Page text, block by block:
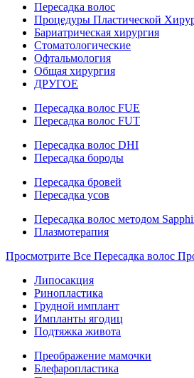
Пересадка волос
Процедуры Пластической
Бариатрическая хирургия
Стоматологические
Офтальмология
Общая хирургия
ДРУГОЕ
Пересадка волос FUE
Пересадка волос FUT
Пересадка волос DHI
Пересадка бороды
Пересадка бровей
Пересадка усов
Пересадка волос методом
Плазмотерапия
Просмотрите Все Пересадка волос
Липосакция
Ринопластика
Грудной имплант
Импланты ягодиц
Подтяжка живота
Преображение мамочки
Блефаропластика